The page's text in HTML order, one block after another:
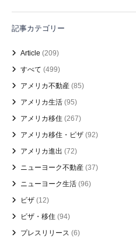
記事カテゴリー
Article (209)
すべて (499)
アメリカ不動産 (85)
アメリカ生活 (95)
アメリカ移住 (267)
アメリカ移住・ビザ (92)
アメリカ進出 (72)
ニューヨーク不動産 (37)
ニューヨーク生活 (96)
ビザ (12)
ビザ・移住 (94)
プレスリリース (6)